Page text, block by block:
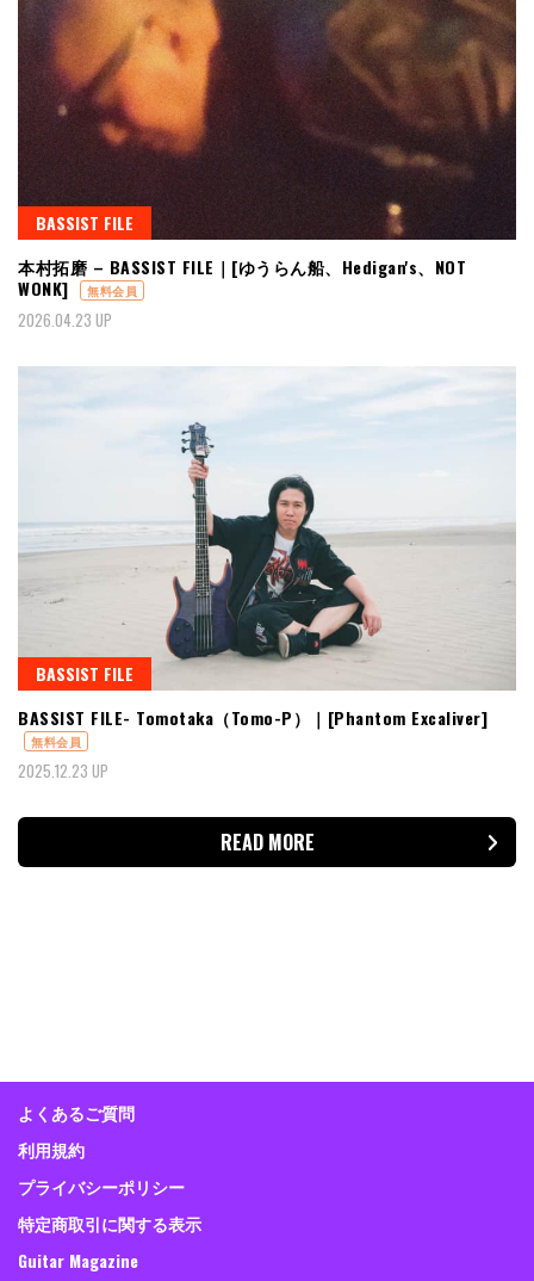
BASSIST FILE
本村拓磨 – BASSIST FILE｜[ゆうらん船、Hedigan's、NOT
WONK]
無料会員
2026.04.23 UP
BASSIST FILE
BASSIST FILE- Tomotaka（Tomo-P）｜[Phantom Excaliver]
無料会員
2025.12.23 UP
READ MORE
よくあるご質問
利用規約
プライバシーポリシー
特定商取引に関する表示
Guitar Magazine